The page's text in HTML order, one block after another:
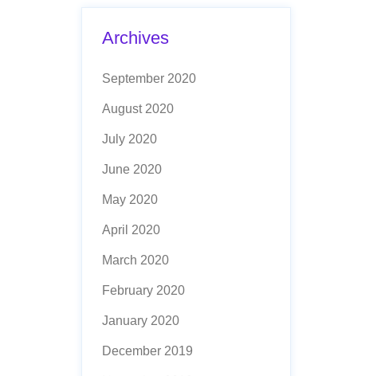
Archives
September 2020
August 2020
July 2020
June 2020
May 2020
April 2020
March 2020
February 2020
January 2020
December 2019